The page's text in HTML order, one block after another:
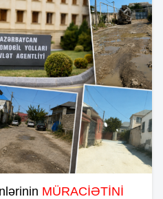
MÜRACİƏTİNİ